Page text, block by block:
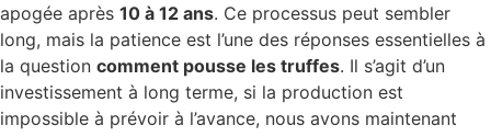
apogée après 10 à 12 ans. Ce processus peut sembler
long, mais la patience est l’une des réponses essentielles à
la question comment pousse les truffes. Il s’agit d’un
investissement à long terme, si la production est
impossible à prévoir à l’avance, nous avons maintenant